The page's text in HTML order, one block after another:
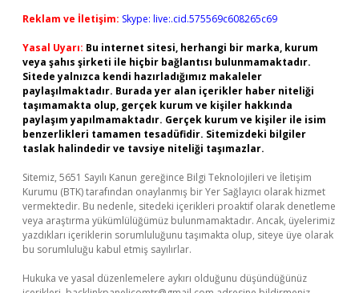
Reklam ve İletişim: Skype: live:.cid.575569c608265c69
Yasal Uyarı: Bu internet sitesi, herhangi bir marka, kurum
veya şahıs şirketi ile hiçbir bağlantısı bulunmamaktadır.
Sitede yalnızca kendi hazırladığımız makaleler
paylaşılmaktadır. Burada yer alan içerikler haber niteliği
taşımamakta olup, gerçek kurum ve kişiler hakkında
paylaşım yapılmamaktadır. Gerçek kurum ve kişiler ile isim
benzerlikleri tamamen tesadüfidir. Sitemizdeki bilgiler
taslak halindedir ve tavsiye niteliği taşımazlar.
Sitemiz, 5651 Sayılı Kanun gereğince Bilgi Teknolojileri ve İletişim
Kurumu (BTK) tarafından onaylanmış bir Yer Sağlayıcı olarak hizmet
vermektedir. Bu nedenle, sitedeki içerikleri proaktif olarak denetleme
veya araştırma yükümlülüğümüz bulunmamaktadır. Ancak, üyelerimiz
yazdıkları içeriklerin sorumluluğunu taşımakta olup, siteye üye olarak
bu sorumluluğu kabul etmiş sayılırlar.
Hukuka ve yasal düzenlemelere aykırı olduğunu düşündüğünüz